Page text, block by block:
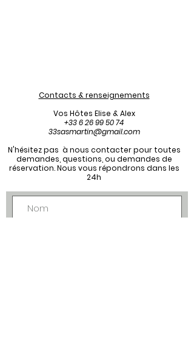
Contacts & renseignements
Vos Hôtes Elise & Alex
+33 6 26 99 50 74
33sasmartin@gmail.com
N'hésitez pas à nous contacter pour toutes
demandes, questions, ou demandes de
réservation. Nous vous répondrons dans les
24h